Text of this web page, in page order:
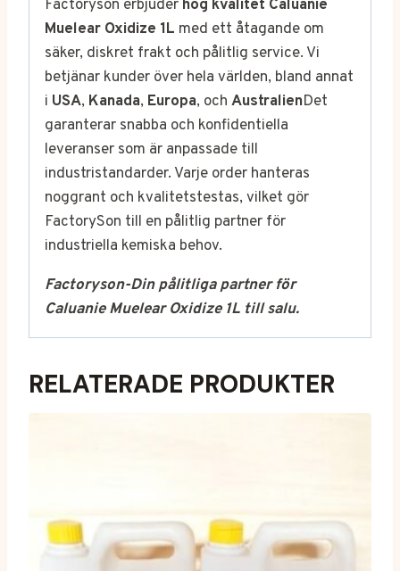
Factoryson erbjuder hög kvalitet Caluanie
Muelear Oxidize 1L med ett åtagande om
säker, diskret frakt och pålitlig service. Vi
betjänar kunder över hela världen, bland annat
i USA, Kanada, Europa, och AustralienDet
garanterar snabba och konfidentiella
leveranser som är anpassade till
industristandarder. Varje order hanteras
noggrant och kvalitetstestas, vilket gör
FactorySon till en pålitlig partner för
industriella kemiska behov.
Factoryson-Din pålitliga partner för
Caluanie Muelear Oxidize 1L till salu.
RELATERADE PRODUKTER